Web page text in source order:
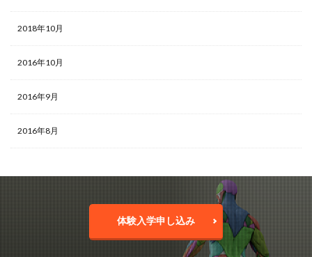
2018年10月
2016年10月
2016年9月
2016年8月
体験入学申し込み